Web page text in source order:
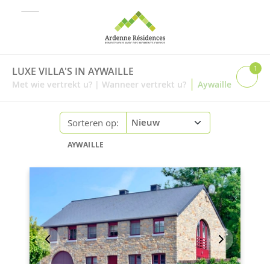
LUXE VILLA'S IN AYWAILLE
Met wie vertrekt u? | Wanneer vertrekt u? | Aywaille
1
Sorteren op:
AYWAILLE